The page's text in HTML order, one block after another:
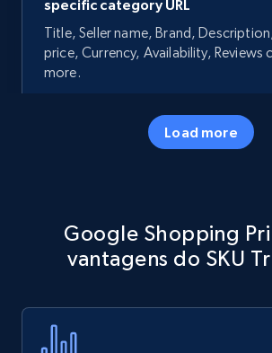
specific category URL
Title, Seller name, Brand,
price, Currency, Availability, Reviews
more.
5.7K+
specific keywords
Title, Seller name, Brand,
Load more
Google Shopping
vantagens do SKU